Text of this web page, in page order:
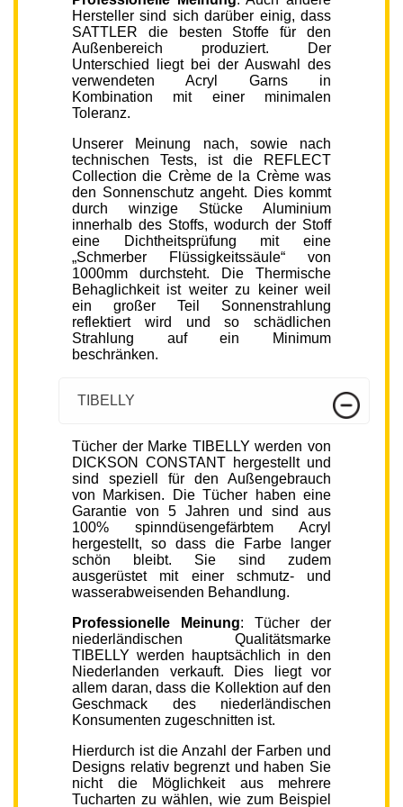
Hersteller sind sich darüber einig, dass
SATTLER die besten Stoffe für den
Außenbereich produziert. Der
Unterschied liegt bei der Auswahl des
verwendeten Acryl Garns in
Kombination mit einer minimalen
Toleranz.
Unserer Meinung nach, sowie nach
technischen Tests, ist die REFLECT
Collection die Crème de la Crème was
den Sonnenschutz angeht. Dies kommt
durch winzige Stücke Aluminium
innerhalb des Stoffs, wodurch der Stoff
eine Dichtheitsprüfung mit eine
„Schmerber Flüssigkeitssäule“ von
1000mm durchsteht. Die Thermische
Behaglichkeit ist weiter zu keiner weil
ein großer Teil Sonnenstrahlung
reflektiert wird und so schädlichen
Strahlung auf ein Minimum
beschränken.
TIBELLY
Tücher der Marke TIBELLY werden von
DICKSON CONSTANT hergestellt und
sind speziell für den Außengebrauch
von Markisen. Die Tücher haben eine
Garantie von 5 Jahren und sind aus
100% spinndüsengefärbtem Acryl
hergestellt, so dass die Farbe langer
schön bleibt. Sie sind zudem
ausgerüstet mit einer schmutz- und
wasserabweisenden Behandlung.
Professionelle Meinung: Tücher der
niederländischen Qualitätsmarke
TIBELLY werden hauptsächlich in den
Niederlanden verkauft. Dies liegt vor
allem daran, dass die Kollektion auf den
Geschmack des niederländischen
Konsumenten zugeschnitten ist.
Hierdurch ist die Anzahl der Farben und
Designs relativ begrenzt und haben Sie
nicht die Möglichkeit aus mehrere
Tucharten zu wählen, wie zum Beispiel